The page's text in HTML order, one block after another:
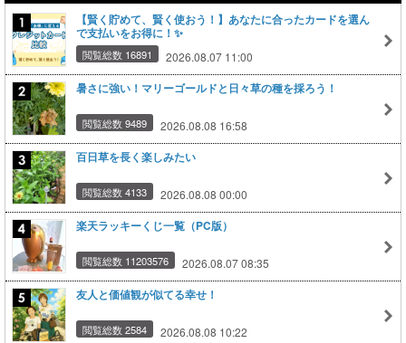
【賢く貯めて、賢く使おう！】あなたに合ったカードを選ん
で支払いをお得に！✨
閲覧総数 16891 2026.08.07 11:00
暑さに強い！マリーゴールドと日々草の種を採ろう！
閲覧総数 9489 2026.08.08 16:58
百日草を長く楽しみたい
閲覧総数 4133 2026.08.08 00:00
楽天ラッキーくじ一覧（PC版）
閲覧総数 11203576 2026.08.07 08:35
友人と価値観が似てる幸せ！
閲覧総数 2584 2026.08.08 10:22